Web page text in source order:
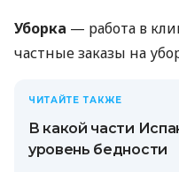
Уборка — работа в
частные заказы на
ЧИТАЙТЕ ТАКЖЕ
В какой части
уровень бедности